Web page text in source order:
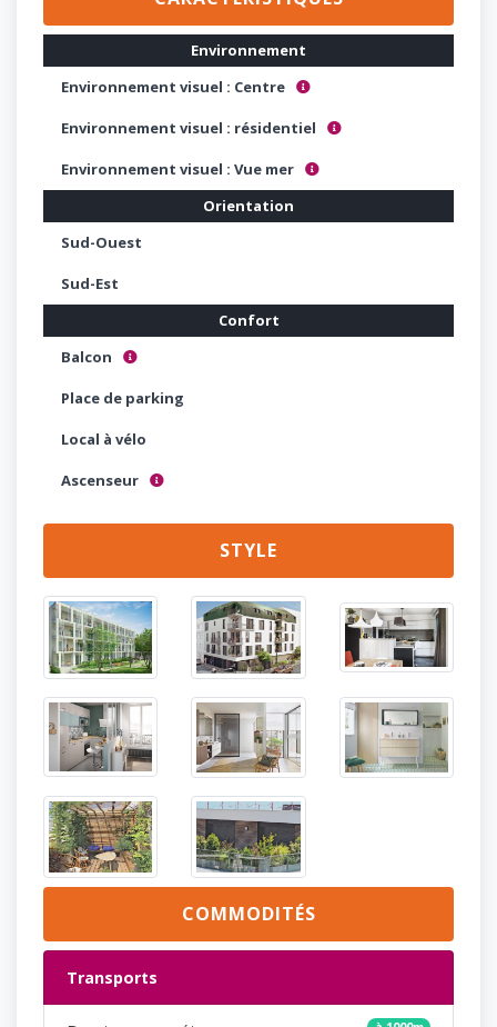
Environnement
Environnement visuel : Centre
Centre ville, hyper centre, très dense ...
Environnement visuel : résidentiel
Environnement urbanisé de maisons ou d'immeubles plus
Environnement visuel : Vue mer
Vue mer
Orientation
Sud-Ouest
Sud-Est
Confort
Balcon
Permet d'accueillir une table & 2 chaises (5 à 10 m²)
Place de parking
Local à vélo
Ascenseur
Indispensable au dessus de 4 étages
STYLE
COMMODITÉS
Transports